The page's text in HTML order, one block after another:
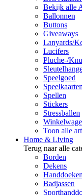
Bekijk alle
Ballonnen
Buttons
Giveaways
Lanyards/
Lucifers
Pluche-/
Speelgoed
Speelkaarten
Spellen
Stickers
Stressballen
Toon alle
Home & Living
Terug naar alle
Borden
Dekens
Badjassen